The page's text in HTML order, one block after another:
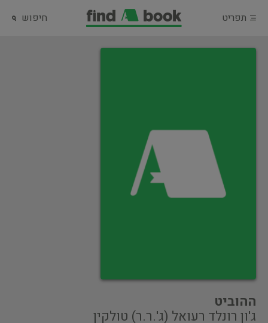
תפריט חיפוש
ההוביט
ג'ון רונלד רעואל (ג'.ר.ר) טולקין